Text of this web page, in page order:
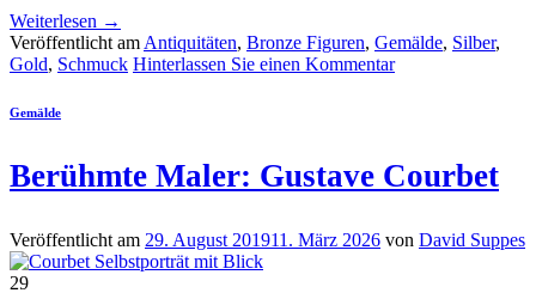
Weiterlesen →
Veröffentlicht amAntiquitäten, Bronze Figuren, Gemälde, Silber,
Gold, Schmuck Hinterlassen Sie einen Kommentar
Gemälde
Berühmte Maler: Gustave Courbet
Veröffentlicht am 29. August 201911. März 2026 von David Suppes
29